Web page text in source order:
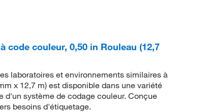
couleur, 0,50 in Rouleau (12,7
laboratoires et environnements similaires à
x 12,7 m) est disponible dans une variété
d'un système de codage couleur. Conçue
besoins d'étiquetage.